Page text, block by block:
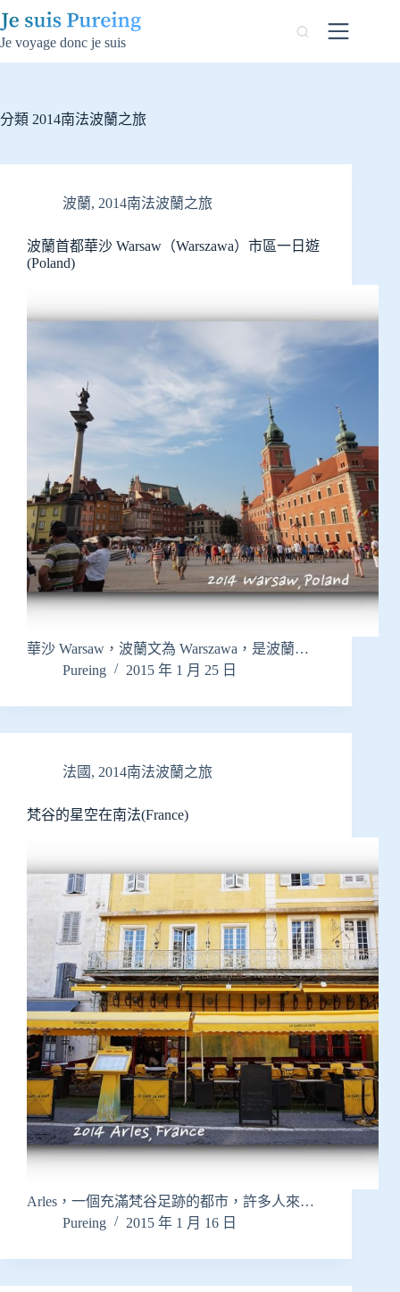
跳
至
容
Je voyage donc je suis
分類 2014南法波蘭之旅
波蘭, 2014南法波蘭之旅
波蘭首都華沙 Warsaw（Warszawa）市區一日遊
(Poland)
華沙 Warsaw，波蘭文為 Warszawa，是波蘭…
Pureing
2015 年 1 月 25 日
法國 , 2014南法波蘭之旅
梵谷的星空在南法(France)
Arles，一個充滿梵谷足跡的都市，許多人來…
Pureing
2015 年 1 月 16 日